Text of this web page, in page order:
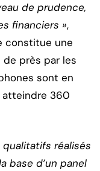
de prudence,
financiers »,
constitue une
près par les
sont en
360
réalisés
base d’un panel